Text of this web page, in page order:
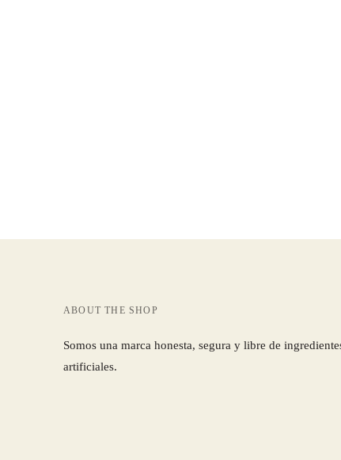
ABOUT THE SHOP
Somos una marca honesta, segura y libre de
artificiales.